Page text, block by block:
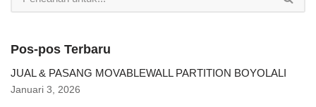
Pos-pos Terbaru
JUAL & PASANG MOVABLEWALL PARTITION BOYOLALI
Januari 3, 2026